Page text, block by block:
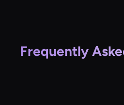
Frequently